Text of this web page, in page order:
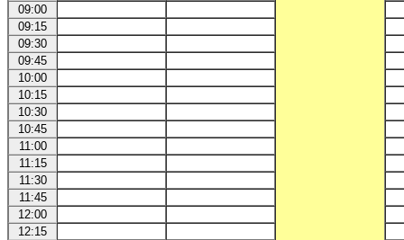
09:00
09:15
09:30
09:45
10:00
10:15
10:30
10:45
11:00
11:15
11:30
11:45
12:00
12:15